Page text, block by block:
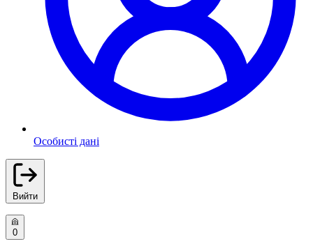
Особисті дані
Вийти
0